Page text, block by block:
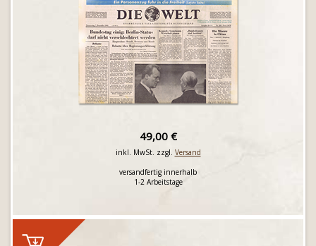
49,00 €
inkl. MwSt. zzgl. Versand
versandfertig innerhalb
1-2 Arbeitstage